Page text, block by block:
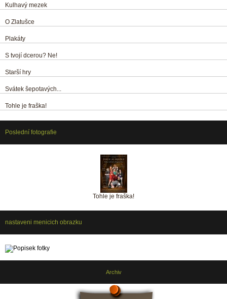
Kulhavý mezek
O Zlatušce
Plakáty
S tvojí dcerou? Ne!
Starší hry
Svátek šepotavých...
Tohle je fraška!
Poslední fotografie
Tohle je fraška!
nastaveni menicich obrazku
Archiv